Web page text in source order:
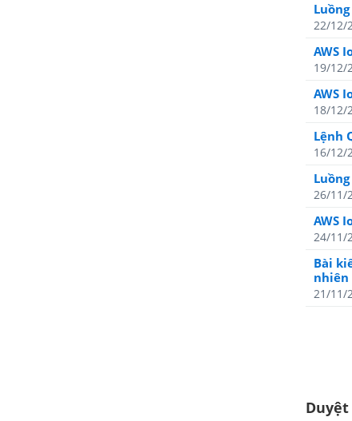
22/12/
AWS
19/12/
AWS
18/12/
Lệnh
16/12/
26/11/
AWS
24/11/
Bài
nhiên
21/11/